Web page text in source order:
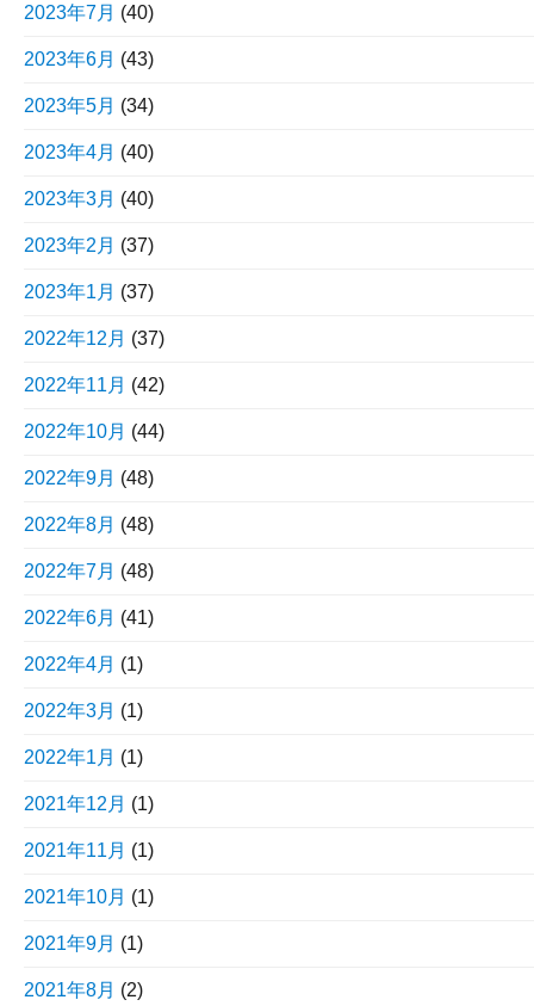
2023年7月 (40)
2023年6月 (43)
2023年5月 (34)
2023年4月 (40)
2023年3月 (40)
2023年2月 (37)
2023年1月 (37)
2022年12月 (37)
2022年11月 (42)
2022年10月 (44)
2022年9月 (48)
2022年8月 (48)
2022年7月 (48)
2022年6月 (41)
2022年4月 (1)
2022年3月 (1)
2022年1月 (1)
2021年12月 (1)
2021年11月 (1)
2021年10月 (1)
2021年9月 (1)
2021年8月 (2)